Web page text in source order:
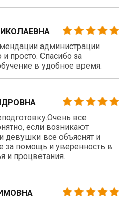
администрации
просто. Спасибо за
в удобное время.
все
если возникают
девушки все объяснят и
за помощь и уверенность в
и процветания.